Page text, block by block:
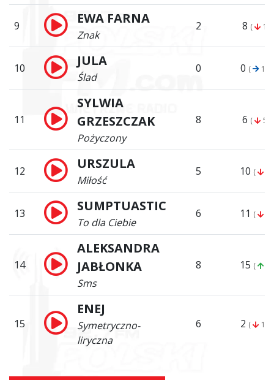
9 EWA FARNA
Znak
2 8 ( 1)
10 JULA
Ślad
0 0 ( 10)
11
SYLWIA
GRZESZCZAK
Pożyczony
8 6 ( 5)
12 URSZULA
Miłość
5 10 (
13 SUMPTUASTIC
To dla Ciebie
6 11 (
14
ALEKSANDRA
JABŁONKA
Sms
8 15 (
15
ENEJ
Symetryczno-
liryczna
6 2 ( 13)